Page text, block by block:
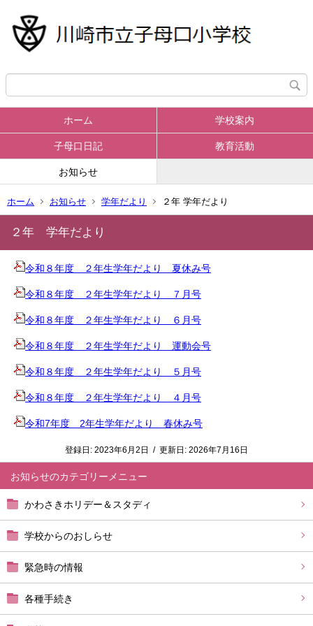
ホーム 学校案内
子母口日記 教育活動
お知らせ
ホーム お知らせ 学年だより ２年 学年だより
お知らせ
かわさきホリデー＆スタディ
学校からのおしらせ
緊急時の情報
各種手続き
２年 学年だより
令和８年度 ２年生学年だより 夏休み号
令和８年度 ２年生学年だより ７月号
令和８年度 ２年生学年だより ６月号
令和８年度 ２年生学年だより 運動会号
令和８年度 ２年生学年だより ５月号
令和８年度 ２年生学年だより ４月号
令和7年度 2年生学年だより 春休み号
登録日: 2023年6月2日 / 更新日: 2026年7月16日